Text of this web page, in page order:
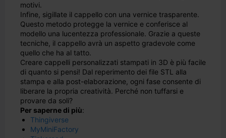
motivi.
Infine, sigillate il cappello con una vernice trasparente.
Questo metodo protegge la vernice e conferisce al
modello una lucentezza professionale. Grazie a queste
tecniche, il cappello avrà un aspetto gradevole come
quello che ha al tatto.
Creare cappelli personalizzati stampati in 3D è più facile
di quanto si pensi! Dal reperimento dei file STL alla
stampa e alla post-elaborazione, ogni fase consente di
liberare la propria creatività. Perché non tuffarsi e
provare da soli?
Per saperne di più:
Thingiverse
MyMiniFactory